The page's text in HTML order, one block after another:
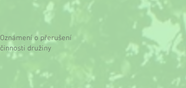
Oznámení o přerušení
činnosti družiny